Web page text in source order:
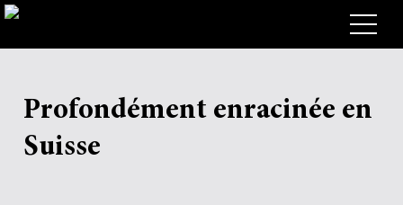
Competences
Deals, cas et actualités
Profondément enracinée en
Suisse